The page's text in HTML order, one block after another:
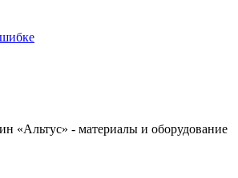
«Альтус» - материалы и оборудование